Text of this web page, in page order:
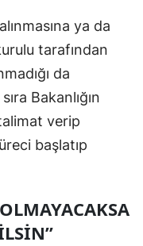
ya da
tarafından
da
Bakanlığın
verip
başlatıp